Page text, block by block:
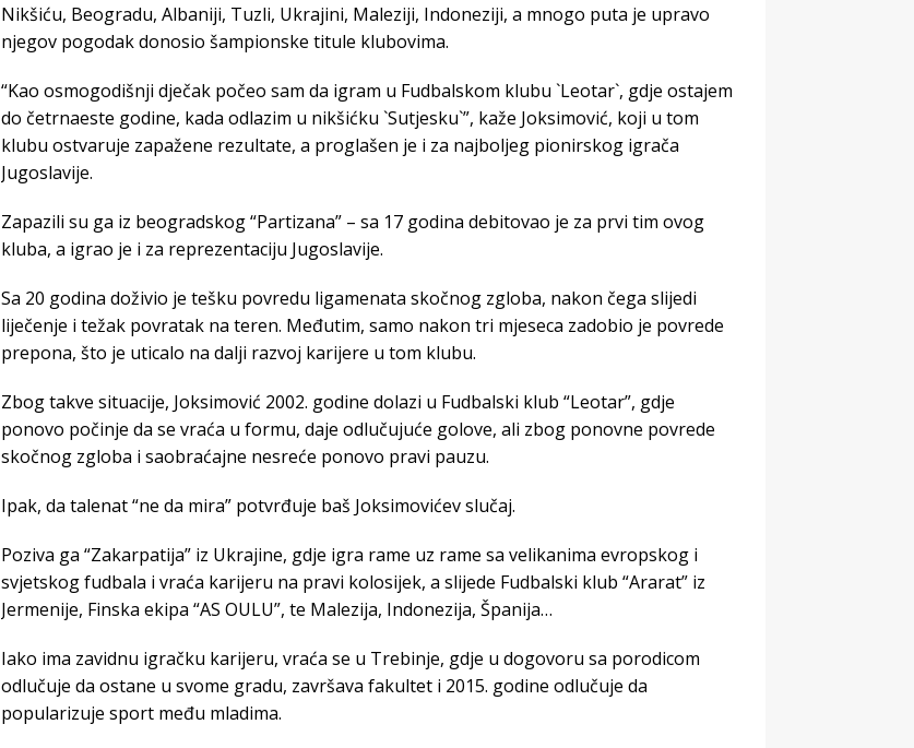
Nikšiću, Beogradu, Albaniji, Tuzli, Ukrajini, Maleziji, Indoneziji, a mnogo puta je upravo
njegov pogodak donosio šampionske titule klubovima.
“Kao osmogodišnji dječak počeo sam da igram u Fudbalskom klubu `Leotar`, gdje ostajem
do četrnaeste godine, kada odlazim u nikšićku `Sutjesku`”, kaže Joksimović, koji u tom
klubu ostvaruje zapažene rezultate, a proglašen je i za najboljeg pionirskog igrača
Jugoslavije.
Zapazili su ga iz beogradskog “Partizana” – sa 17 godina debitovao je za prvi tim ovog
kluba, a igrao je i za reprezentaciju Jugoslavije.
Sa 20 godina doživio je tešku povredu ligamenata skočnog zgloba, nakon čega slijedi
liječenje i težak povratak na teren. Međutim, samo nakon tri mjeseca zadobio je povrede
prepona, što je uticalo na dalji razvoj karijere u tom klubu.
Zbog takve situacije, Joksimović 2002. godine dolazi u Fudbalski klub “Leotar”, gdje
ponovo počinje da se vraća u formu, daje odlučujuće golove, ali zbog ponovne povrede
skočnog zgloba i saobraćajne nesreće ponovo pravi pauzu.
Ipak, da talenat “ne da mira” potvrđuje baš Joksimovićev slučaj.
Poziva ga “Zakarpatija” iz Ukrajine, gdje igra rame uz rame sa velikanima evropskog i
svjetskog fudbala i vraća karijeru na pravi kolosijek, a slijede Fudbalski klub “Ararat” iz
Jermenije, Finska ekipa “AS OULU”, te Malezija, Indonezija, Španija…
Iako ima zavidnu igračku karijeru, vraća se u Trebinje, gdje u dogovoru sa porodicom
odlučuje da ostane u svome gradu, završava fakultet i 2015. godine odlučuje da
popularizuje sport među mladima.